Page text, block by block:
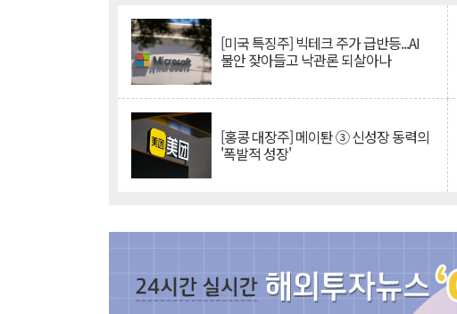
[미국 특징주] 빅테크 주가 급반등...AI
불안 잦아들고 낙관론 되살아나
[홍콩 대장주] 메이퇀 ③ 신성장 동력의
'폭발적 성장'